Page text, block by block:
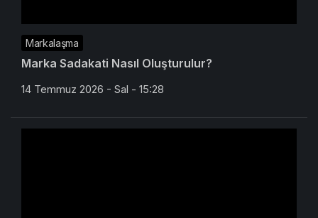
Markalaşma
Marka Sadakati Nasıl Oluşturulur?
14 Temmuz 2026 - Sal - 15:28